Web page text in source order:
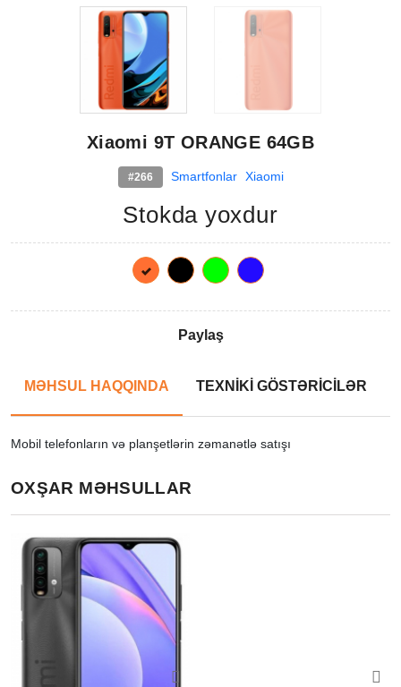
Xiaomi 9T ORANGE 64GB
#266 Smartfonlar Xiaomi
Stokda yoxdur
Paylaş
MƏHSUL HAQQINDA TEXNİKİ GÖSTƏRİCİLƏR
Mobil telefonların və planşetlərin zəmanətlə satışı
OXŞAR MƏHSULLAR